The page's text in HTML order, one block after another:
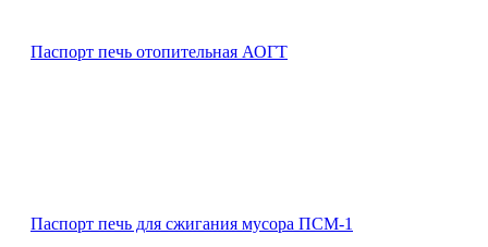
Паспорт печь отопительная АОГТ
Паспорт печь для сжигания мусора ПСМ-1